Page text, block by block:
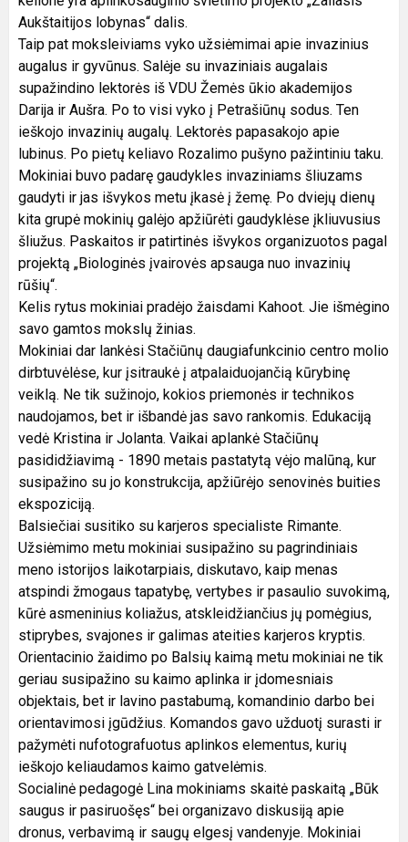
Aukštaitijos lobynas“ dalis.
Taip pat moksleiviams vyko užsiėmimai apie invazinius
augalus ir gyvūnus. Salėje su invaziniais augalais
supažindino lektorės iš VDU Žemės ūkio akademijos
Darija ir Aušra. Po to visi vyko į Petrašiūnų sodus. Ten
ieškojo invazinių augalų. Lektorės papasakojo apie
lubinus. Po pietų keliavo Rozalimo pušyno pažintiniu taku.
Mokiniai buvo padarę gaudykles invaziniams šliuzams
gaudyti ir jas išvykos metu įkasė į žemę. Po dviejų dienų
kita grupė mokinių galėjo apžiūrėti gaudyklėse įkliuvusius
šliužus. Paskaitos ir patirtinės išvykos organizuotos pagal
projektą „Biologinės įvairovės apsauga nuo invazinių
rūšių“.
Kelis rytus mokiniai pradėjo žaisdami Kahoot. Jie išmėgino
savo gamtos mokslų žinias.
Mokiniai dar lankėsi Stačiūnų daugiafunkcinio centro molio
dirbtuvėlėse, kur įsitraukė į atpalaiduojančią kūrybinę
veiklą. Ne tik sužinojo, kokios priemonės ir technikos
naudojamos, bet ir išbandė jas savo rankomis. Edukaciją
vedė Kristina ir Jolanta. Vaikai aplankė Stačiūnų
pasididžiavimą - 1890 metais pastatytą vėjo malūną, kur
susipažino su jo konstrukcija, apžiūrėjo senovinės buities
ekspoziciją.
Balsiečiai susitiko su karjeros specialiste Rimante.
Užsiėmimo metu mokiniai susipažino su pagrindiniais
meno istorijos laikotarpiais, diskutavo, kaip menas
atspindi žmogaus tapatybę, vertybes ir pasaulio suvokimą,
kūrė asmeninius koliažus, atskleidžiančius jų pomėgius,
stiprybes, svajones ir galimas ateities karjeros kryptis.
Orientacinio žaidimo po Balsių kaimą metu mokiniai ne tik
geriau susipažino su kaimo aplinka ir įdomesniais
objektais, bet ir lavino pastabumą, komandinio darbo bei
orientavimosi įgūdžius. Komandos gavo užduotį surasti ir
pažymėti nufotografuotus aplinkos elementus, kurių
ieškojo keliaudamos kaimo gatvelėmis.
Socialinė pedagogė Lina mokiniams skaitė paskaitą „Būk
saugus ir pasiruošęs“ bei organizavo diskusiją apie
dronus, verbavimą ir saugų elgesį vandenyje. Mokiniai